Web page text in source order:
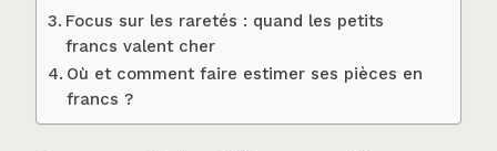
Focus sur les raretés : quand les petits
francs valent cher
Où et comment faire estimer ses pièces en
francs ?